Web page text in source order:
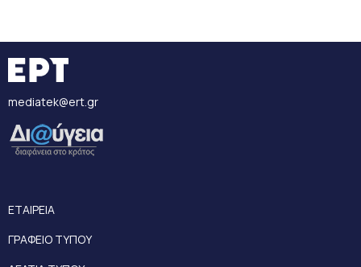
mediatek@ert.gr
ΕΤΑΙΡΕΙΑ
ΓΡΑΦΕΙΟ ΤΥΠΟΥ